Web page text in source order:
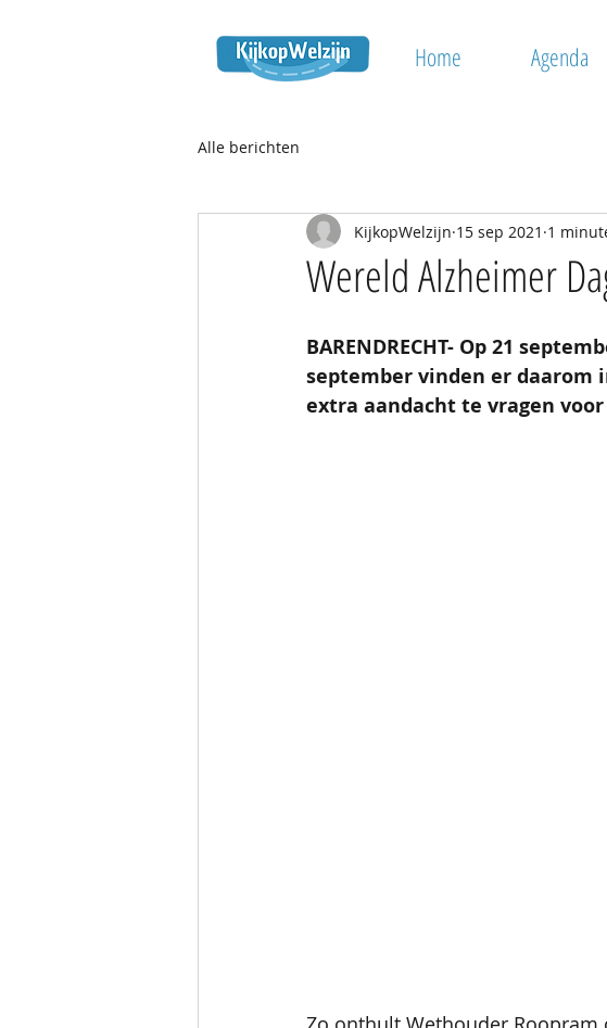
Home Agenda
Alle berichten
Wereld Alzheimer
KijkopWelzijn 15 sep 2021 1
BARENDRECHT- Op 21
september vinden er
extra aandacht te vragen